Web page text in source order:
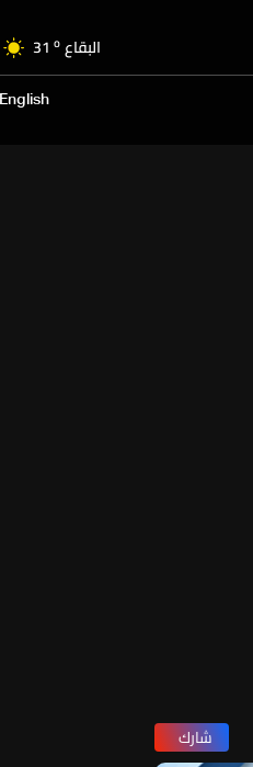
البقاع 31 o
الجنوب 29o
30
English
شارك